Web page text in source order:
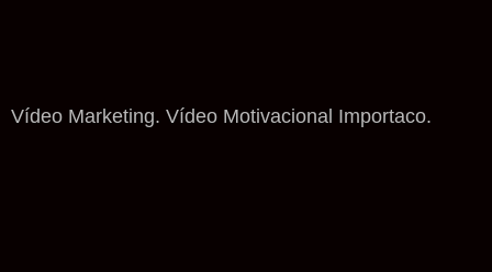
Vídeo Marketing. Vídeo Motivacional Importaco.